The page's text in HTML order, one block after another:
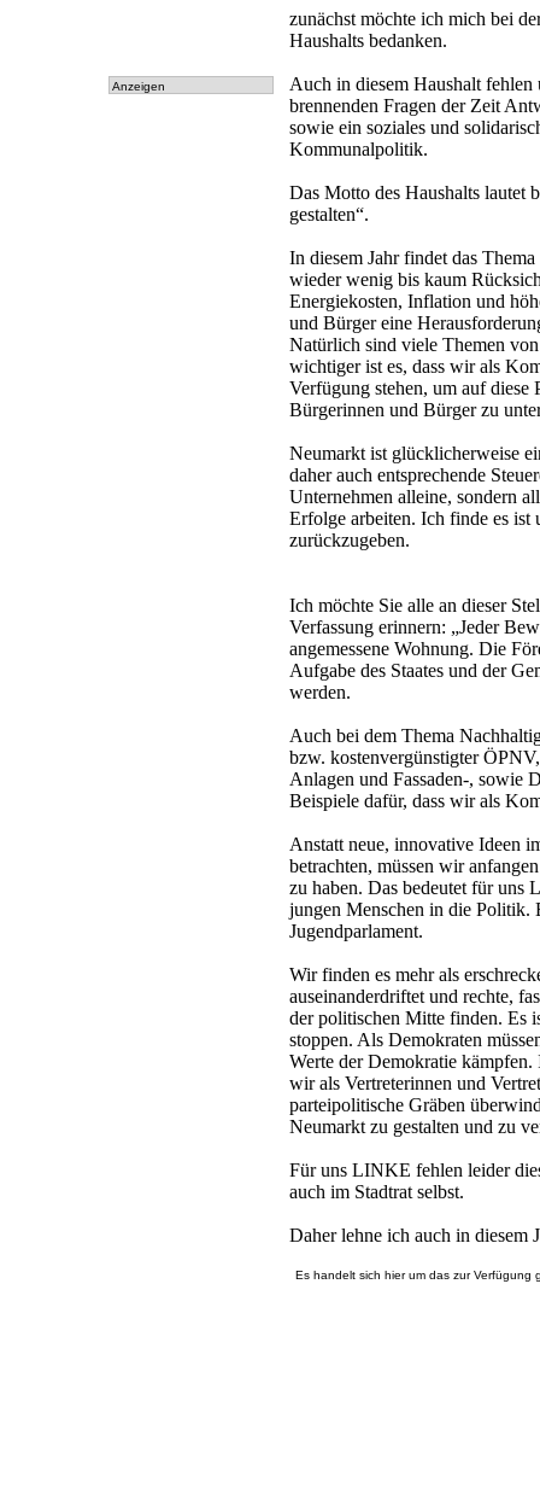
zunächst möchte ich mich bei
Haushalts bedanken.
Auch in diesem Haushalt
brennenden Fragen der Zeit
sowie ein soziales und
Kommunalpolitik.
Das Motto des Haushalts lautet
gestalten“.
In diesem Jahr findet das
wieder wenig bis kaum
Energiekosten, Inflation und
und Bürger eine
Natürlich sind viele Themen
wichtiger ist es, dass wir als
Verfügung stehen, um auf
Bürgerinnen und Bürger zu
Neumarkt ist glücklicherweise
daher auch entsprechende
Unternehmen alleine, sondern
Erfolge arbeiten. Ich finde es ist
zurückzugeben.
Ich möchte Sie alle an dieser
Verfassung erinnern: „Jeder
angemessene Wohnung. Die
Aufgabe des Staates und der
werden.
Auch bei dem Thema
bzw. kostenvergünstigter
Anlagen und Fassaden-, sowie
Beispiele dafür, dass wir als
Anstatt neue, innovative Ideen
betrachten, müssen wir
zu haben. Das bedeutet für
jungen Menschen in die Politik.
Jugendparlament.
Wir finden es mehr als
auseinanderdriftet und rechte,
der politischen Mitte finden. Es
stoppen. Als Demokraten
Werte der Demokratie kämpfen.
wir als Vertreterinnen und
parteipolitische Gräben
Neumarkt zu gestalten und zu
Für uns LINKE fehlen leider
auch im Stadtrat selbst.
Daher lehne ich auch in diesem
Es handelt sich hier um das zur Verfügung
Anzeigen